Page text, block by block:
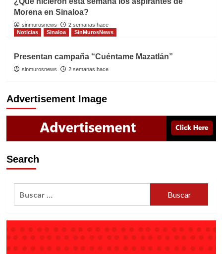
Morena en Sinaloa?
sinmurosnews
2 semanas hace
Noticias
Sinaloa SinMurosNews
Presentan campaña “Cuéntame Mazatlán”
sinmurosnews 2 semanas hace
Advertisement Image
Search